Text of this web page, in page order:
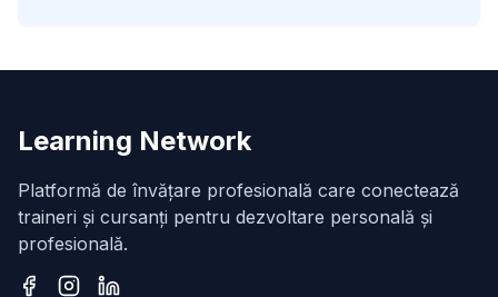
Learning Network
Platformă de învățare profesională care conectează
traineri și cursanți pentru dezvoltare personală și
profesională.